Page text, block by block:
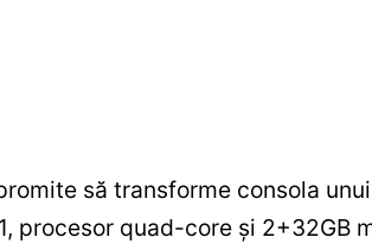
să transforme consola
procesor quad-core și